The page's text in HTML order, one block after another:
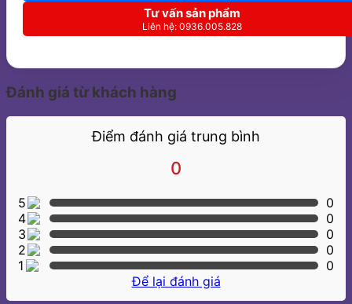
Tư vấn sản phẩm
Liên hệ: 0936.005.828
Đánh giá từ khách hàng
Điểm đánh giá trung bình
0
5
0
4
0
3
0
2
0
1
0
Để lại đánh giá